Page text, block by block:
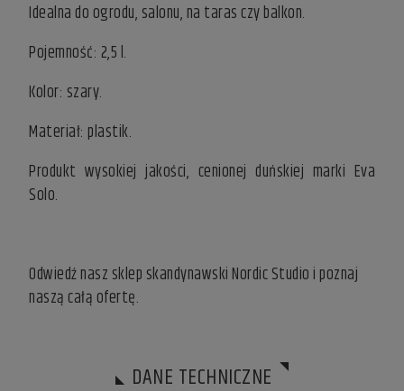
Idealna do ogrodu, salonu, na taras czy balkon.
Pojemność: 2,5 l.
Kolor: szary.
Materiał: plastik.
Produkt wysokiej jakości, cenionej duńskiej marki Eva
Solo.
Odwiedź nasz sklep skandynawski Nordic Studio i poznaj
naszą całą ofertę.
DANE TECHNICZNE